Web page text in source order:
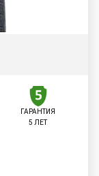
ГАРАНТИЯ
5 ЛЕТ